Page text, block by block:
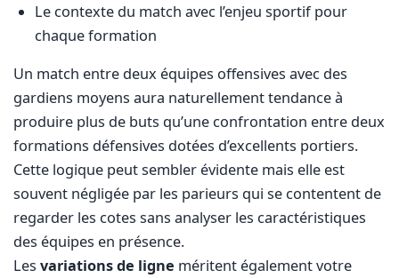
Le contexte du match avec l’enjeu sportif pour
chaque formation
Un match entre deux équipes offensives avec des
gardiens moyens aura naturellement tendance à
produire plus de buts qu’une confrontation entre deux
formations défensives dotées d’excellents portiers.
Cette logique peut sembler évidente mais elle est
souvent négligée par les parieurs qui se contentent de
regarder les cotes sans analyser les caractéristiques
des équipes en présence.
Les variations de ligne méritent également votre